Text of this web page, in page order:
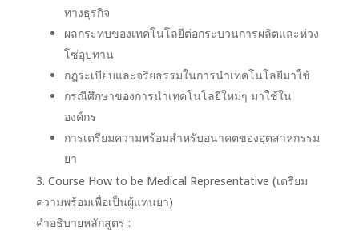
ทางธุรกิจ
ผลกระทบของเทคโนโลยีต่อกระบวนการผลิตและห่วง
โซ่อุปทาน
กฎระเบียบและจริยธรรมในการนำเทคโนโลยีมาใช้
กรณีศึกษาของการนำเทคโนโลยีใหม่ๆ มาใช้ใน
องค์กร
การเตรียมความพร้อมสำหรับอนาคตของอุตสาหกรรม
ยา
Course How to be Medical Representative (เตรียม
ความพร้อมเพื่อเป็นผู้แทนยา)
คำอธิบายหลักสูตร :